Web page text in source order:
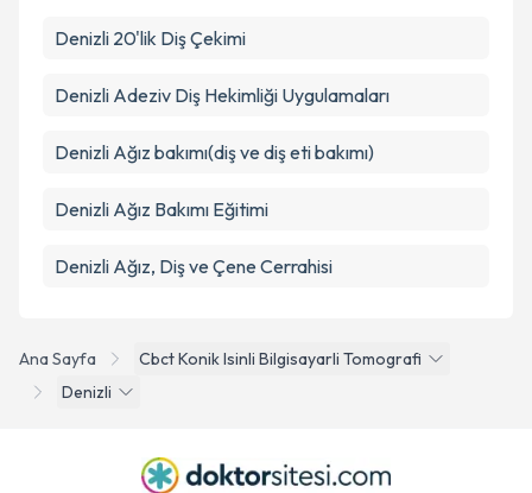
Ana Sayfa
Cbct Konik Isinli Bilgisayarli Tomografi
Denizli
Denizli 20'lik Diş Çekimi
Denizli Adeziv Diş Hekimliği Uygulamaları
Denizli Ağız bakımı(diş ve diş eti bakımı)
Denizli Ağız Bakımı Eğitimi
Denizli Ağız, Diş ve Çene Cerrahisi